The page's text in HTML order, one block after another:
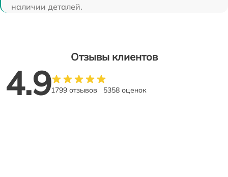
наличии деталей.
Отзывы клиентов
4.91799 отзывов 5358 оценок